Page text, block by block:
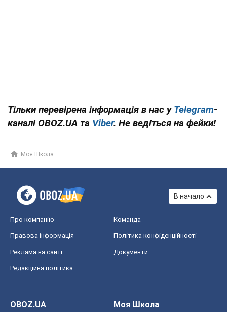
Тільки перевірена інформація в нас у Telegram-
каналі OBOZ.UA та Viber. Не ведіться на фейки!
Моя Школа
В начало
Про компанію Команда
Правова інформація Політика конфіденційності
Реклама на сайті Документи
Редакційна політика
OBOZ.UA
Моя Школа